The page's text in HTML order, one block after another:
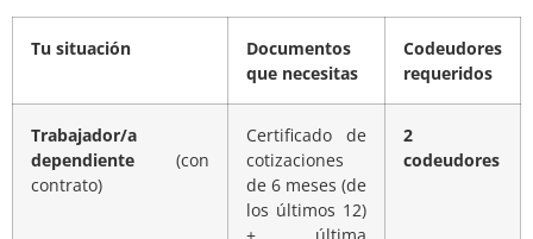
Tu situación
Documentos
que necesitas
Codeudores
requeridos
Trabajador/a
dependiente (con
contrato)
Certificado de
cotizaciones
de 6 meses (de
los últimos 12)
2
codeudores